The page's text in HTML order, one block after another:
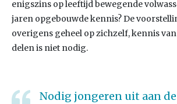
enigszins op leeftijd bewegende
jaren opgebouwde kennis? De
overigens geheel op zichzelf, kennis
delen is niet nodig.
Nodig jongeren uit aan de